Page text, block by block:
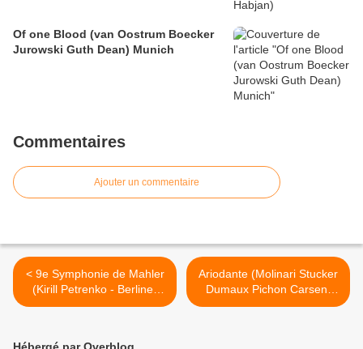
Of one Blood (van Oostrum Boecker
Jurowski Guth Dean) Munich
Commentaires
Ajouter un commentaire
< 9e Symphonie de Mahler
(Kirill Petrenko - Berliner
Philharmoniker)
Ariodante (Molinari Stucker
Dumaux Pichon Carsen)
Opéra de Paris >